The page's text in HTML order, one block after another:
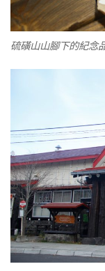
硫磺山山腳下的紀念